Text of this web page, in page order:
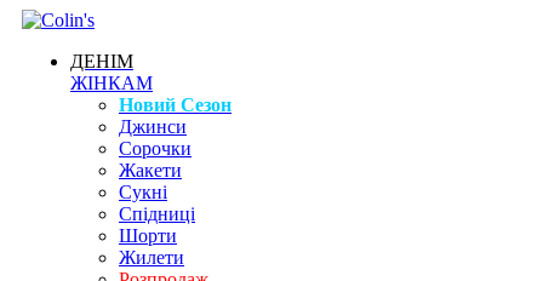
ДЕНІМ
ЖІНКАМ
Новий Сезон
Джинси
Сорочки
Жакети
Сукні
Спідниці
Шорти
Жилети